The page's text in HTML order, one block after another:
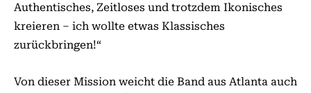
Authentisches, Zeitloses und trotzdem Ikonisches
kreieren – ich wollte etwas Klassisches
zurückbringen!“
Von dieser Mission weicht die Band aus Atlanta auch